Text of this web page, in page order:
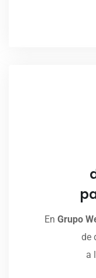
En Grupo
de
a